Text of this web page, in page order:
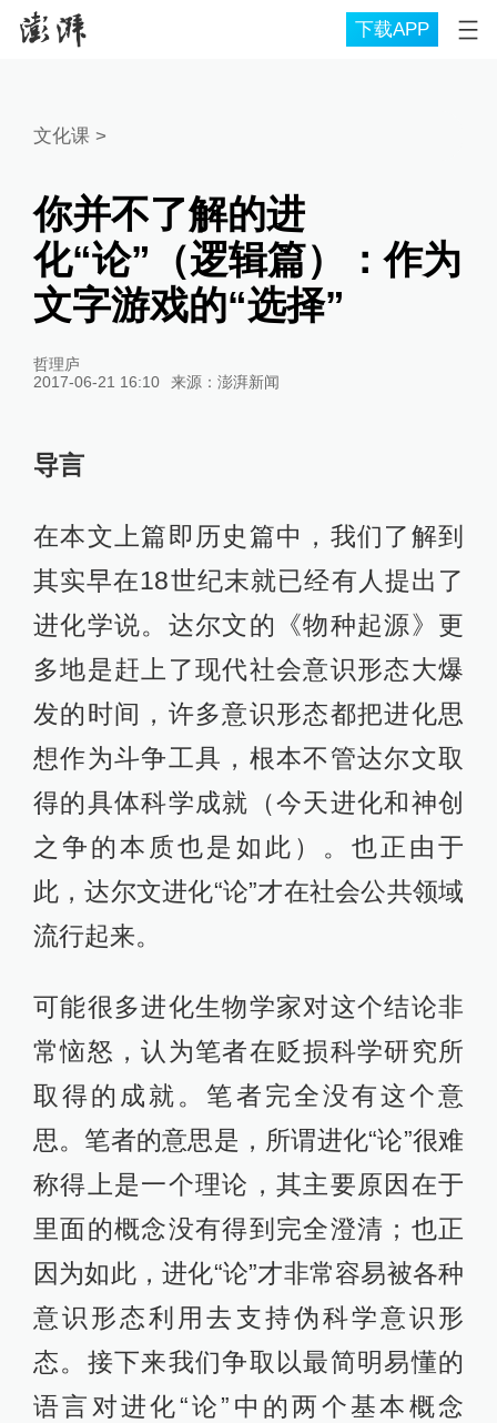
下载APP
文化课>
你并不了解的进
化“论”（逻辑篇）：作为
文字游戏的“选择”
哲理庐
2017-06-21 16:10
来源： 澎湃新闻
导言
在本文上篇即历史篇中，我们了解到
其实早在18世纪末就已经有人提出了
进化学说。达尔文的《物种起源》更
多地是赶上了现代社会意识形态大爆
发的时间，许多意识形态都把进化思
想作为斗争工具，根本不管达尔文取
得的具体科学成就（今天进化和神创
之争的本质也是如此）。也正由于
此，达尔文进化“论”才在社会公共领域
流行起来。
可能很多进化生物学家对这个结论非
常恼怒，认为笔者在贬损科学研究所
取得的成就。笔者完全没有这个意
思。笔者的意思是，所谓进化“论”很难
称得上是一个理论，其主要原因在于
里面的概念没有得到完全澄清；也正
因为如此，进化“论”才非常容易被各种
意识形态利用去支持伪科学意识形
态。接下来我们争取以最简明易懂的
语言对进化“论”中的两个基本概念